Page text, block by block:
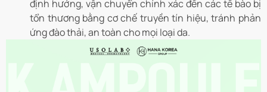
định hướng, vận chuyển chính xác đến các tế bào bị
tổn thương bằng cơ chế truyền tín hiệu, tránh phản
ứng đào thải, an toàn cho mọi loại da.